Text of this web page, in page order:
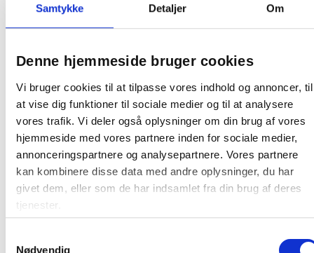
Samtykke Detaljer Om
Denne hjemmeside bruger cookies
Vi bruger cookies til at tilpasse vores indhold og annoncer, til
at vise dig funktioner til sociale medier og til at analysere
vores trafik. Vi deler også oplysninger om din brug af vores
hjemmeside med vores partnere inden for sociale medier,
annonceringspartnere og analysepartnere. Vores partnere
kan kombinere disse data med andre oplysninger, du har
givet dem, eller som de har indsamlet fra din brug af deres
tjenester.
Nødvendig
Producent: Sonesson
Tekniskdatablad
Relaterede produkter